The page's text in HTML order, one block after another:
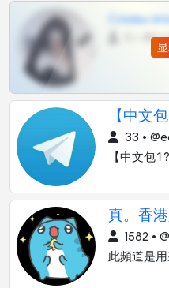
Сливы
【中文
33 •
【中文包?
真。香
1582 •
此頻道是